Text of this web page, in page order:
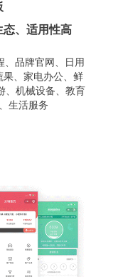
态、适用性高
、品牌官网、日用
果、家电办公、鲜
、机械设备、教育
生活服务